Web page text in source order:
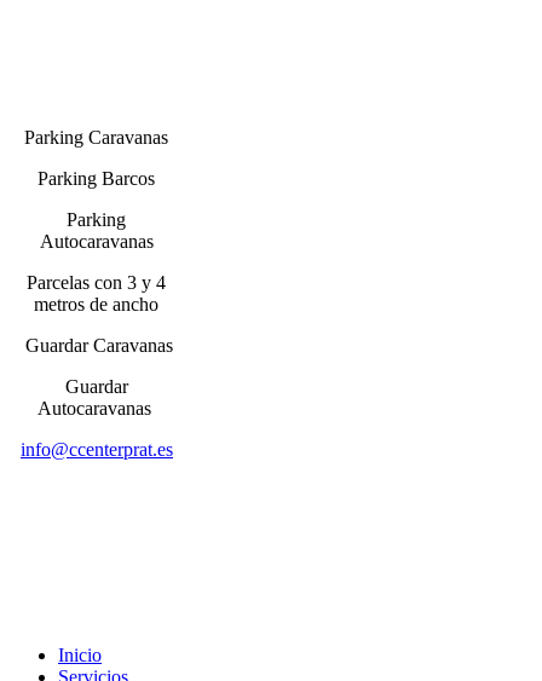
Parking Caravanas
Parking Barcos
Parking
Autocaravanas
Parcelas con 3 y 4
metros de ancho
Guardar Caravanas
Guardar
Autocaravanas
info@ccenterprat.es
Inicio
Servicios